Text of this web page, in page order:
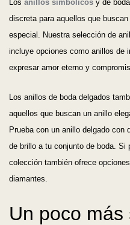
Los anillos simbólicos y de
discreta para aquellos que
especial. Nuestra selección de
incluye opciones como anillos de
expresar amor eterno y
Los anillos de boda delgados
aquellos que buscan un anillo
Prueba con un anillo delgado con
de brillo a tu conjunto de boda.
colección también ofrece
diamantes.
Un poco más